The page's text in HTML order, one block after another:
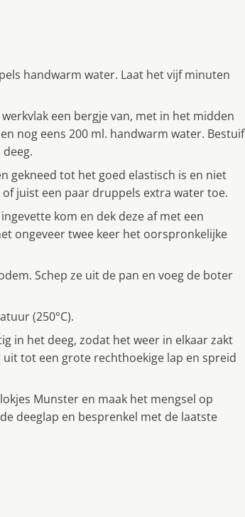
handwarm water. Laat het vijf minuten
een bergje van, met in het midden
nog eens 200 ml. handwarm water. Bestuif
gekneed tot het goed elastisch is en niet
juist een paar druppels extra water toe.
kom en dek deze af met een
ongeveer twee keer het oorspronkelijke
Schep ze uit de pan en voeg de boter
(250°C).
in het deeg, zodat het weer in elkaar zakt
tot een grote rechthoekige lap en spreid
Munster en maak het mengsel op
deeglap en besprenkel met de laatste